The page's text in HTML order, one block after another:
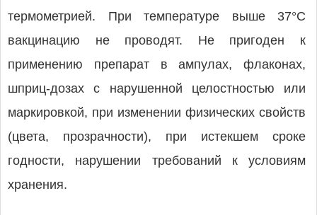
термометрией. При температуре выше 37°C
вакцинацию не проводят. Не пригоден к
применению препарат в ампулах, флаконах,
шприц-дозах с нарушенной целостностью или
маркировкой, при изменении физических свойств
(цвета, прозрачности), при истекшем сроке
годности, нарушении требований к условиям
хранения.